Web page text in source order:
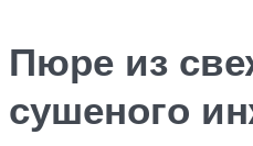
Пюре из
сушеного